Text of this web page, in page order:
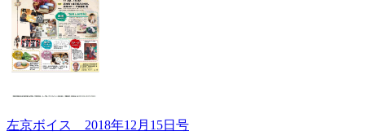
左京ボイス 2018年12月15日号